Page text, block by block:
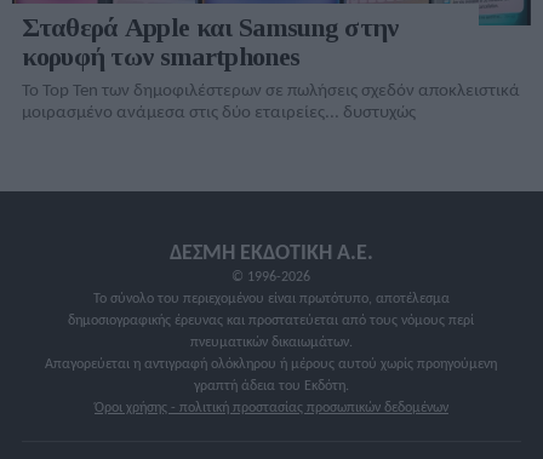
Σταθερά Apple και Samsung στην
κορυφή των smartphones
Το Top Ten των δημοφιλέστερων σε πωλήσεις σχεδόν αποκλειστικά
μοιρασμένο ανάμεσα στις δύο εταιρείες... δυστυχώς
ΔΕΣΜΗ ΕΚΔΟΤΙΚΗ A.E.
© 1996-2026
Το σύνολο του περιεχομένου είναι πρωτότυπο, αποτέλεσμα
δημοσιογραφικής έρευνας και προστατεύεται από τους νόμους περί
πνευματικών δικαιωμάτων.
Απαγορεύεται η αντιγραφή ολόκληρου ή μέρους αυτού χωρίς προηγούμενη
γραπτή άδεια του Εκδότη.
Όροι χρήσης - πολιτική προστασίας προσωπικών δεδομένων